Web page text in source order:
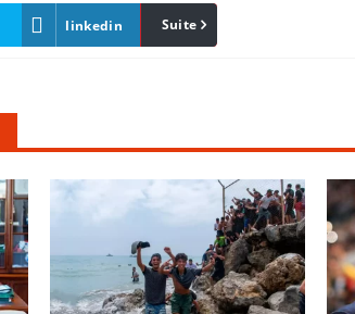
linkedin Pinterest
Suite